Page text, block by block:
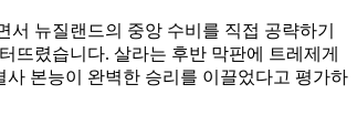
뉴질랜드의 중앙 수비를 직접 공략하기
뜨렸습니다. 살라는 후반 막판에 트레제게
본능이 완벽한 승리를 이끌었다고 평가하